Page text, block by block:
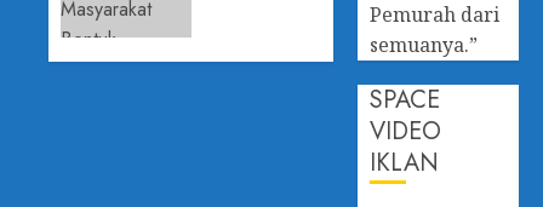
Pemurah dari
semuanya.”
SPACE
VIDEO
IKLAN